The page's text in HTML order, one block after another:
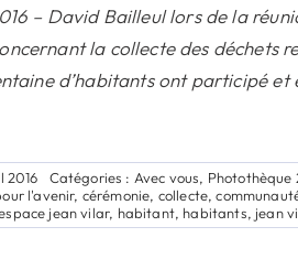
– David Bailleul lors de la
la collecte des déchets
d’habitants ont participé et
2016 Catégories : Avec vous, Photothèque
l'avenir, cérémonie, collecte,
jean vilar, habitant, habitants, jean